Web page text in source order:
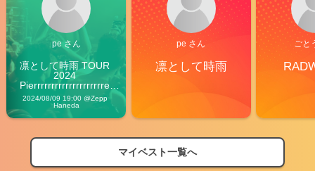
pe さん
凛として時雨 TOUR
2024
Pierrrrrrrrrrrrrrrrrrrre
Vibes
2024/08/09 19:00 @Zepp
Haneda
pe さん
凛として時雨
ごと
マイベスト一覧へ
【フェス特集2026】フェス情報はここから！